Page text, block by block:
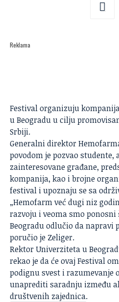
Reklama
Festivalorganizuju
u Beogradu u cilju
Srbiji.
Generalni direktor
povodom je pozvao studente,
zainteresovane građane,
kompanija, kao i brojne
festival i upoznaju se sa
„Hemofarm već dugi niz
razvoju i veoma smo
Beogradu odlučio da napravi
poručio je Zeliger.
Rektor Univerziteta u
rekao je da će ovaj Festival
podignu svest i razumevanje
unaprediti saradnju između
društvenih zajednica.